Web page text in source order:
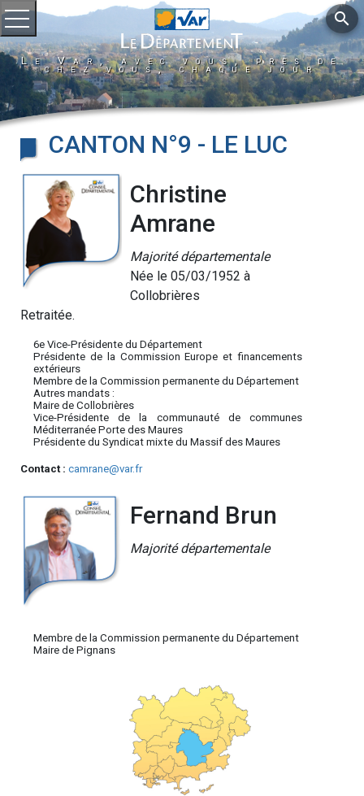
Ouvrir le menu
Le Var, avec vous, près de
chez vous, chaque jour
search
CANTON N°9 - LE LUC
Christine
Amrane
Majorité départementale
Née le 05/03/1952 à
Collobrières
Retraitée.
6e Vice-Présidente du Département
Présidente de la Commission Europe et financements
extérieurs
Membre de la Commission permanente du Département
Autres mandats :
Maire de Collobrières
Vice-Présidente de la communauté de communes
Méditerranée Porte des Maures
Présidente du Syndicat mixte du Massif des Maures
Contact : camrane@var.fr
Fernand Brun
Majorité départementale
Membre de la Commission permanente du Département
Maire de Pignans